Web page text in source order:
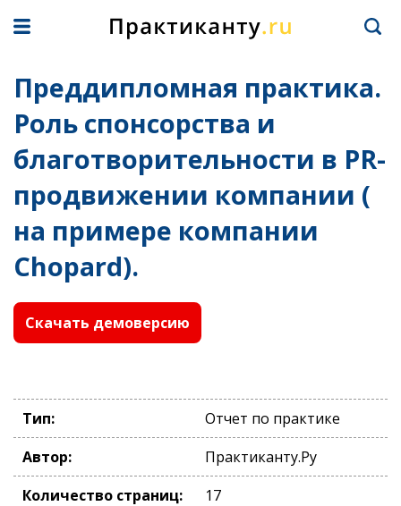
Преддипломная практика.
Роль спонсорства и
благотворительности в PR-
продвижении компании (
на примере компании
Chopard).
Скачать демоверсию
Тип:
Отчет по практике
Автор:
Практиканту.Ру
Количество страниц:
17